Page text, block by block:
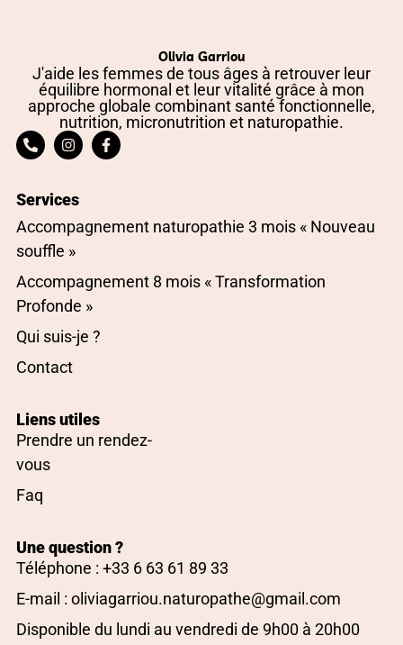
Olivia Garriou
J'aide les femmes de tous âges à retrouver leur
équilibre hormonal et leur vitalité grâce à mon
approche globale combinant santé fonctionnelle,
nutrition, micronutrition et naturopathie.
Services
Accompagnement naturopathie 3 mois « Nouveau
souffle »
Accompagnement 8 mois « Transformation
Profonde »
Qui suis-je ?
Contact
Liens utiles
Prendre un rendez-
vous
Faq
Une question ?
Téléphone : +33 6 63 61 89 33
E-mail : oliviagarriou.naturopathe@gmail.com
Disponible du lundi au vendredi de 9h00 à 20h00